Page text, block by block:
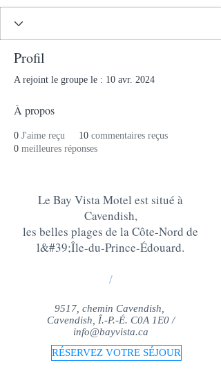
Profil
A rejoint le groupe le : 10 avr. 2024
À propos
0 J'aime reçu 10 commentaires reçus
0 meilleures réponses
Le Bay Vista Motel est situé à
Cavendish,
les belles plages de la Côte-Nord de
l&#39;Île-du-Prince-Édouard.
/
9517, chemin Cavendish,
Cavendish, Î.-P.-É. C0A 1E0 /
info@bayvista.ca
RÉSERVEZ VOTRE SÉJOUR